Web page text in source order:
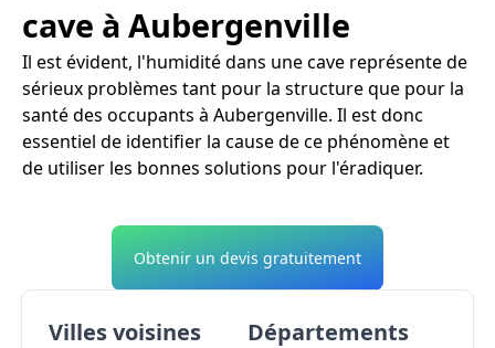
cave à Aubergenville
Il est évident, l'humidité dans une cave représente de
sérieux problèmes tant pour la structure que pour la
santé des occupants à Aubergenville. Il est donc
essentiel de identifier la cause de ce phénomène et
de utiliser les bonnes solutions pour l'éradiquer.
Obtenir un devis gratuitement
Villes voisines Départements